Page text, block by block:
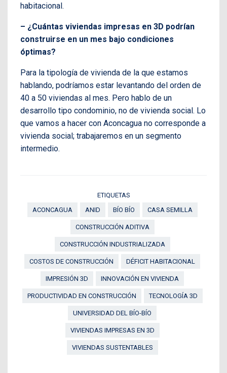
habitacional.
– ¿Cuántas viviendas impresas en 3D podrían
construirse en un mes bajo condiciones
óptimas?
Para la tipología de vivienda de la que estamos
hablando, podríamos estar levantando del orden de
40 a 50 viviendas al mes. Pero hablo de un
desarrollo tipo condominio, no de vivienda social. Lo
que vamos a hacer con Aconcagua no corresponde a
vivienda social; trabajaremos en un segmento
intermedio.
ETIQUETAS
ACONCAGUA
ANID BÍO BÍO CASA SEMILLA
CONSTRUCCIÓN ADITIVA
CONSTRUCCIÓN INDUSTRIALIZADA
COSTOS DE CONSTRUCCIÓN DÉFICIT HABITACIONAL
IMPRESIÓN 3D INNOVACIÓN EN VIVIENDA
PRODUCTIVIDAD EN CONSTRUCCIÓN TECNOLOGÍA 3D
UNIVERSIDAD DEL BÍO-BÍO
VIVIENDAS IMPRESAS EN 3D
VIVIENDAS SUSTENTABLES